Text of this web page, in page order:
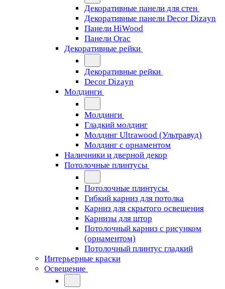
Декоративные панели для стен
Декоративные панели Decor Dizayn
Панели HiWood
Панели Orac
Декоративные рейки
Декоративные рейки
Decor Dizayn
Молдинги
Молдинги
Гладкий молдинг
Молдинг Ultrawood (Ультравуд)
Молдинг с орнаментом
Наличники и дверной декор
Потолочные плинтусы
Потолочные плинтусы
Гибкий карниз для потолка
Карниз для скрытого освещения
Карнизы для штор
Потолочный карниз с рисунком
(орнаментом)
Потолочный плинтус гладкий
Интерьерные краски
Освещение